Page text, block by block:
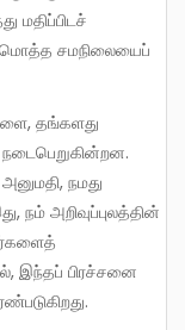
மதிப்பிடச்
சமநிலையைப்
நமது
நம் அறிவுப்புலத்தின்
இந்தப் பிரச்சனை